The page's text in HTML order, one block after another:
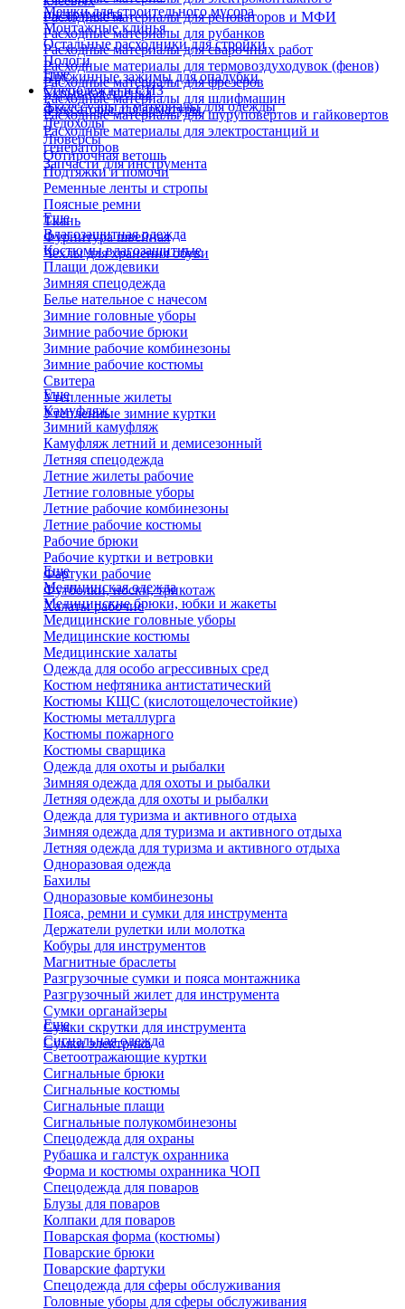
Расходные материалы для реноваторов и МФИ
Расходные материалы для рубанков
Расходные материалы для сварочных работ
Расходные материалы для термовоздуходувок (фенов)
Расходные материалы для фрезеров
Расходные материалы для шлифмашин
Расходные материалы для шуруповертов и гайковертов
Расходные материалы для электростанций и
генераторов
Запчасти для инструмента
инструмента
Мешки для строительного мусора
Монтажные клинья
Остальные расходники для стройки
Пологи
Пружинные зажимы для опалубки
Укрывная пленка
Фиксаторы для арматуры
Еще
Спецодежда и СИЗ
Аксессуары и материалы для одежды
Ледоходы
Люверсы
Обтирочная ветошь
Подтяжки и помочи
Ременные ленты и стропы
Поясные ремни
Ткань
Фурнитура швейная
Чехлы для хранения обуви
Еще
Влагозащитная одежда
Костюмы влагозащитные
Плащи дождевики
Зимняя спецодежда
Белье нательное с начесом
Зимние головные уборы
Зимние рабочие брюки
Зимние рабочие комбинезоны
Зимние рабочие костюмы
Свитера
Утепленные жилеты
Утепленные зимние куртки
Еще
Камуфляж
Зимний камуфляж
Камуфляж летний и демисезонный
Летняя спецодежда
Летние жилеты рабочие
Летние головные уборы
Летние рабочие комбинезоны
Летние рабочие костюмы
Рабочие брюки
Рабочие куртки и ветровки
Фартуки рабочие
Футболки, носки, трикотаж
Халаты рабочие
Еще
Медицинская одежда
Медицинские брюки, юбки и жакеты
Медицинские головные уборы
Медицинские костюмы
Медицинские халаты
Одежда для особо агрессивных сред
Костюм нефтяника антистатический
Костюмы КЩС (кислотощелочестойкие)
Костюмы металлурга
Костюмы пожарного
Костюмы сварщика
Одежда для охоты и рыбалки
Зимняя одежда для охоты и рыбалки
Летняя одежда для охоты и рыбалки
Одежда для туризма и активного отдыха
Зимняя одежда для туризма и активного отдыха
Летняя одежда для туризма и активного отдыха
Одноразовая одежда
Бахилы
Одноразовые комбинезоны
Пояса, ремни и сумки для инструмента
Держатели рулетки или молотка
Кобуры для инструментов
Магнитные браслеты
Разгрузочные сумки и пояса монтажника
Разгрузочный жилет для инструмента
Сумки органайзеры
Сумки скрутки для инструмента
Сумки электрика
Еще
Сигнальная одежда
Светоотражающие куртки
Сигнальные брюки
Сигнальные костюмы
Сигнальные плащи
Сигнальные полукомбинезоны
Спецодежда для охраны
Рубашка и галстук охранника
Форма и костюмы охранника ЧОП
Спецодежда для поваров
Блузы для поваров
Колпаки для поваров
Поварская форма (костюмы)
Поварские брюки
Поварские фартуки
Спецодежда для сферы обслуживания
Головные уборы для сферы обслуживания